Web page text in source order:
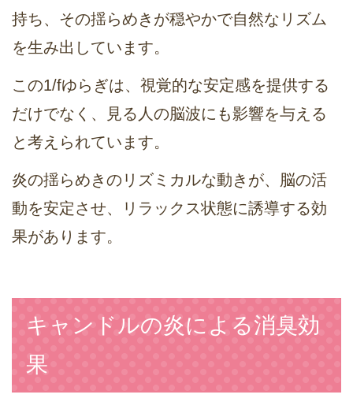
持ち、その揺らめきが穏やかで自然なリズム
を生み出しています。
この1/fゆらぎは、視覚的な安定感を提供する
だけでなく、見る人の脳波にも影響を与える
と考えられています。
炎の揺らめきのリズミカルな動きが、脳の活
動を安定させ、リラックス状態に誘導する効
果があります。
キャンドルの炎による消臭効
果